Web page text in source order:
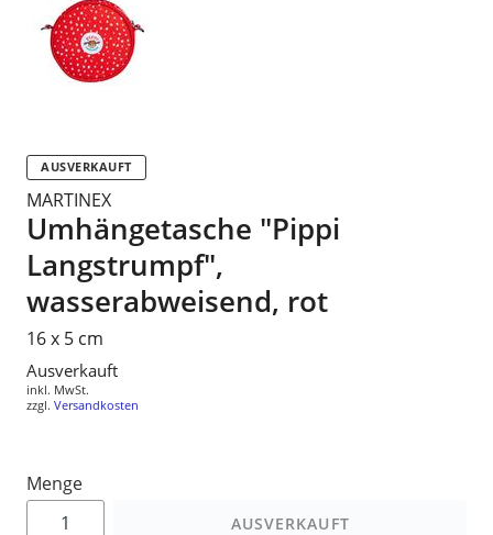
AUSVERKAUFT
MARTINEX
Umhängetasche "Pippi
Langstrumpf",
wasserabweisend, rot
16 x 5 cm
Normaler
Preis
Ausverkauft
inkl. MwSt.
zzgl. Versandkosten
Menge
AUSVERKAUFT